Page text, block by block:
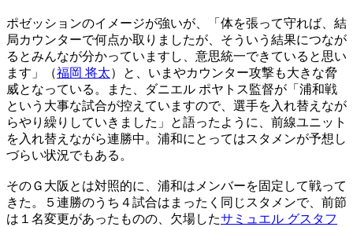
ポゼッションのイメージが強いが、「体を張って守れば、結
局カウンターで何点か取りましたが、そういう結果につなが
るとみんなが分かっていますし、意思統一できていると思い
ます」（福岡 将太）と、いまやカウンター攻撃も大きな脅
威となっている。また、ダニエル ポヤトス監督が「浦和戦
という大事な試合が控えていますので、選手を入れ替えなが
らやり繰りしていきました」と語ったように、前線ユニット
を入れ替えながら連勝中。浦和にとってはスタメンが予想し
づらい状況でもある。
そのＧ大阪とは対照的に、浦和はメンバーを固定して戦って
きた。５連勝のうち４試合はまったく同じスタメンで、前節
は１名変更があったものの、欠場したサミュエル グスタフ